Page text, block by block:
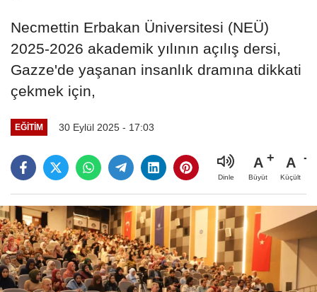
Necmettin Erbakan Üniversitesi (NEÜ)
2025-2026 akademik yılının açılış dersi,
Gazze'de yaşanan insanlık dramına dikkati
çekmek için,
EĞITIM 30 Eylül 2025 - 17:03
Dinle
A
Büyüt
A
Küçült